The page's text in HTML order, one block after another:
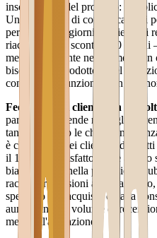
insoddisfatto del prodotto:
Una sequenza di comunicazioni
pertinente a 7 giorni, richiesta di
riacquisto con sconto a 60 giorni
mente del cliente nel momento in
bisogno del prodotto o del
configurate, funzionano in
Feedback dei clienti non
parte delle aziende raccoglie
tanto qualcuno le chiede, ma
è che il 90% dei clienti
il 10% insoddisfatto tende a farlo
bias negativo nella percezione
raccolta recensioni
specifico dall'acquisto o dalla
aumentando il volume di
mesi dall'attivazione.